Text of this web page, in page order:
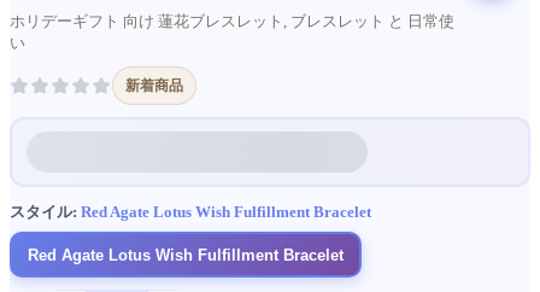
ホリデーギフト 向け 蓮花ブレスレット, ブレスレット と 日常使
い
新着商品
スタイル: Red Agate Lotus Wish Fulfillment Bracelet
Red Agate Lotus Wish Fulfillment Bracelet